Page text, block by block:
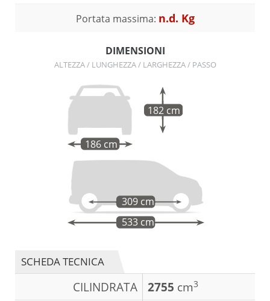
Portata massima: n.d. Kg
DIMENSIONI
ALTEZZA / LUNGHEZZA / LARGHEZZA / PASSO
186 cm
182 cm
533 cm
309 cm
SCHEDA TECNICA
CILINDRATA 2755 cm3